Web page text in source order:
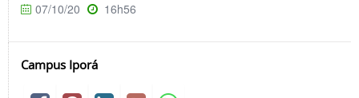
07/10/20 16h56
Campus Iporá